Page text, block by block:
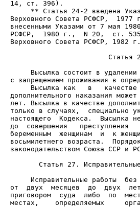
** Статья 24-2 введена
Верховного Совета РСФСР,
внесенными Указами от 7 мая
РСФСР,  1980 г.,  N 20,  ст.
Верховного Совета РСФСР,
Статья
Высылка состоит в
Высылка как   в
дополнительного наказания
лет. Высылка в качестве
только в случаях,  специально
настоящего  Кодекса.  Высылка
до  совершения   преступления
беременным  женщинам  и  к
восьмилетнего возраста.
законодательством Союза ССР и
Статья 27.
Исправительные работы
от  двух  месяцев  до  двух
приговором  суда  либо  по
местах,    определяемых